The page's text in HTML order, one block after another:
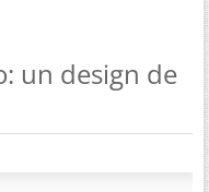
un design de